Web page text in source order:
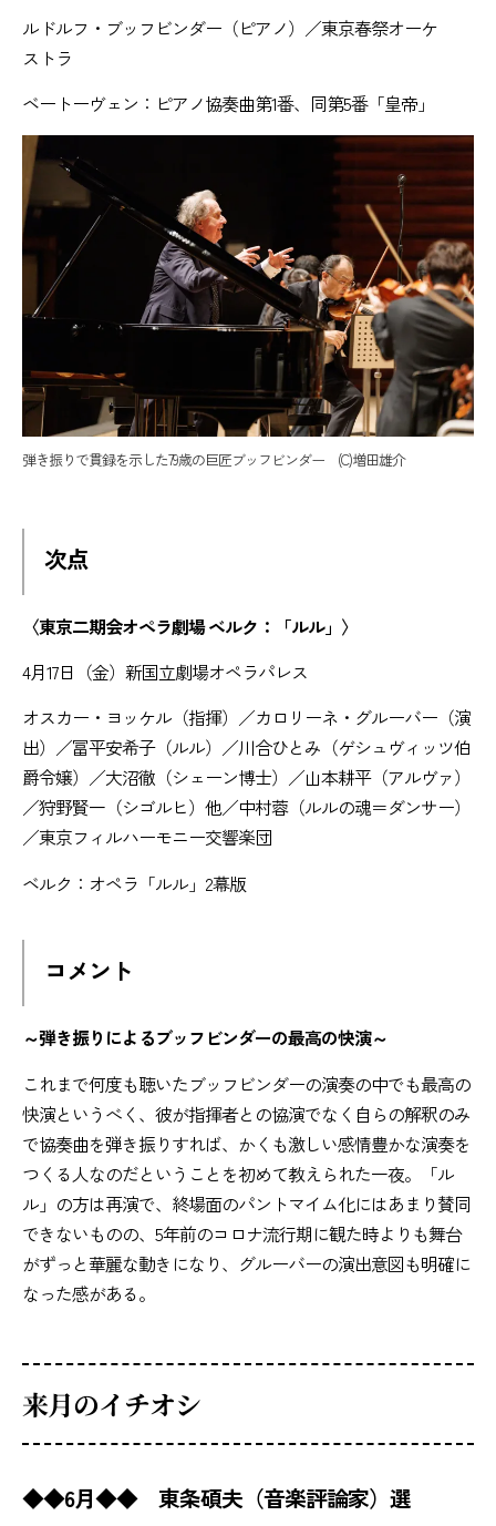
ルドルフ・ブッフビンダー（ピアノ）／東京春祭オーケ
ストラ
ベートーヴェン：ピアノ協奏曲第1番、同第5番「皇帝」
弾き振りで貫録を示した79歳の巨匠ブッフビンダー (C)増田雄介
次点
〈東京二期会オペラ劇場 ベルク：「ルル」〉
4月17日（金）新国立劇場オペラパレス
オスカー・ヨッケル（指揮）／カロリーネ・グルーバー（演
出）／冨平安希子（ルル）／川合ひとみ（ゲシュヴィッツ伯
爵令嬢）／大沼徹（シェーン博士）／山本耕平（アルヴァ）
／狩野賢一（シゴルヒ）他／中村蓉（ルルの魂＝ダンサー）
／東京フィルハーモニー交響楽団
ベルク：オペラ「ルル」2幕版
コメント
～弾き振りによるブッフビンダーの最高の快演～
これまで何度も聴いたブッフビンダーの演奏の中でも最高の
快演というべく、彼が指揮者との協演でなく自らの解釈のみ
で協奏曲を弾き振りすれば、かくも激しい感情豊かな演奏を
つくる人なのだということを初めて教えられた一夜。「ル
ル」の方は再演で、終場面のパントマイム化にはあまり賛同
できないものの、5年前のコロナ流行期に観た時よりも舞台
がずっと華麗な動きになり、グルーバーの演出意図も明確に
なった感がある。
来月のイチオシ
◆◆6月◆◆ 東条碩夫（音楽評論家）選